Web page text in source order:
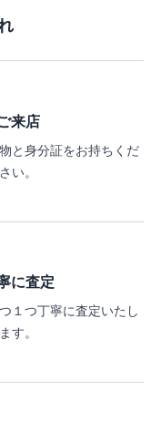
来店
と身分証をお持ちくだ
さい。
に査定
１つ丁寧に査定いたし
ます。